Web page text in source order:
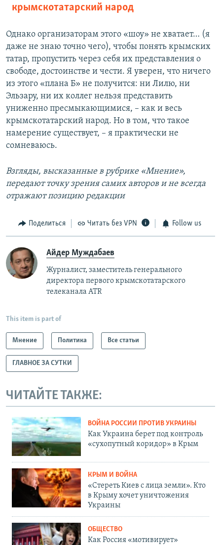
крымскотатарский народ
Однако организаторам этого «шоу» не хватает… (я
даже не знаю точно чего), чтобы понять крымских
татар, пропустить через себя их представления о
свободе, достоинстве и чести. Я уверен, что ничего
из этого «плана Б» не получится: ни Лилю, ни
Эльзару, ни их коллег нельзя представить
униженно пресмыкающимися, – как и весь
крымскотатарский народ. Но в том, что такое
намерение существует, – я практически не
сомневаюсь.
Взгляды, высказанные в рубрике «Мнение»,
передают точку зрения самих авторов и не всегда
отражают позицию редакции
Поделиться Читать без VPN Follow us
Айдер Муждабаев
Журналист, заместитель генерального
директора первого крымскотатарского
телеканала ATR
This item is part of
Мнение Политика Все статьи
ГЛАВНОЕ ЗА СУТКИ
ЧИТАЙТЕ ТАКЖЕ:
ВОЙНА РОССИИ ПРОТИВ УКРАИНЫ
Как Украина берет под контроль
«сухопутный коридор» в Крым
КРЫМ И ВОЙНА
«Стереть Киев с лица земли». Кто
в Крыму хочет уничтожения
Украины
ОБЩЕСТВО
Как Россия «мотивирует»